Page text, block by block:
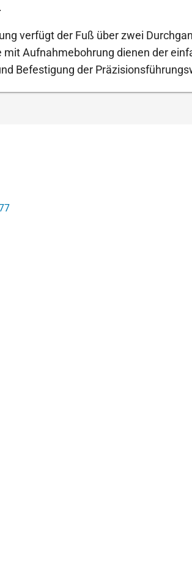
verfügt der Fuß über zwei
mit Aufnahmebohrung dienen der
Befestigung der